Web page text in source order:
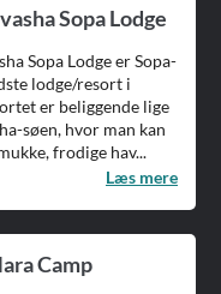
Sopa Lodge
Sopa Lodge er Sopa-
lodge/resort i
er beliggende lige
søen, hvor man kan
frodige hav...
Læs mere
Camp